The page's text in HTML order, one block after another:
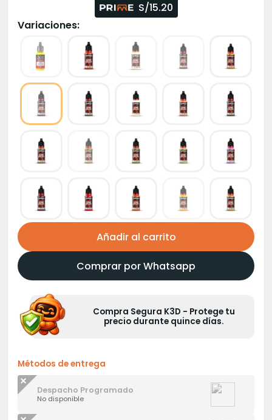
original
era:
S/20.00.
actual
es:
S/16.00.
S/15.20
Variaciones:
Añadir al carrito
Comprar por Whatsapp
Compra Segura K3D - Protege tu
precio durante quince días.
Métodos de entrega
Despacho Programado
No disponible